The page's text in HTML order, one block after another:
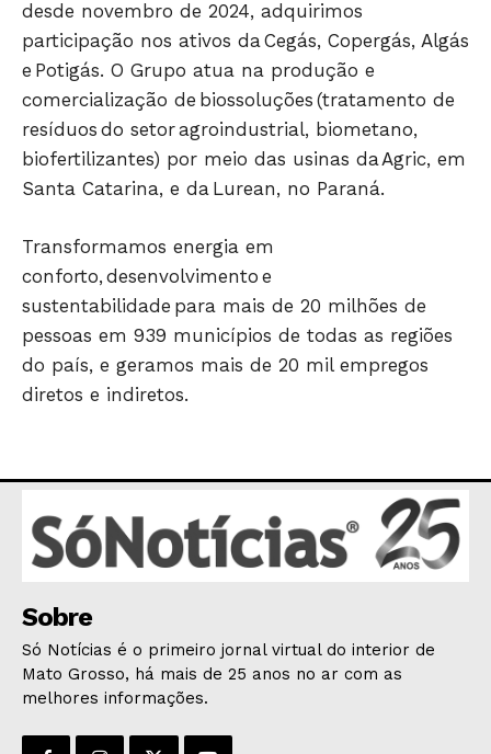
desde novembro de 2024, adquirimos
participação nos ativos da Cegás, Copergás, Algás
e Potigás. O Grupo atua na produção e
comercialização de biossoluções (tratamento de
resíduos do setor agroindustrial, biometano,
biofertilizantes) por meio das usinas da Agric, em
Santa Catarina, e da Lurean, no Paraná.
Transformamos energia em
conforto, desenvolvimento e
sustentabilidade para mais de 20 milhões de
pessoas em 939 municípios de todas as regiões
do país, e geramos mais de 20 mil empregos
diretos e indiretos.
Sobre
Só Notícias é o primeiro jornal virtual do interior de
Mato Grosso, há mais de 25 anos no ar com as
melhores informações.